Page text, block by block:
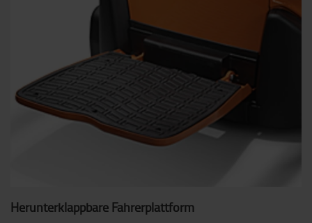
Herunterklappbare Fahrerplattform